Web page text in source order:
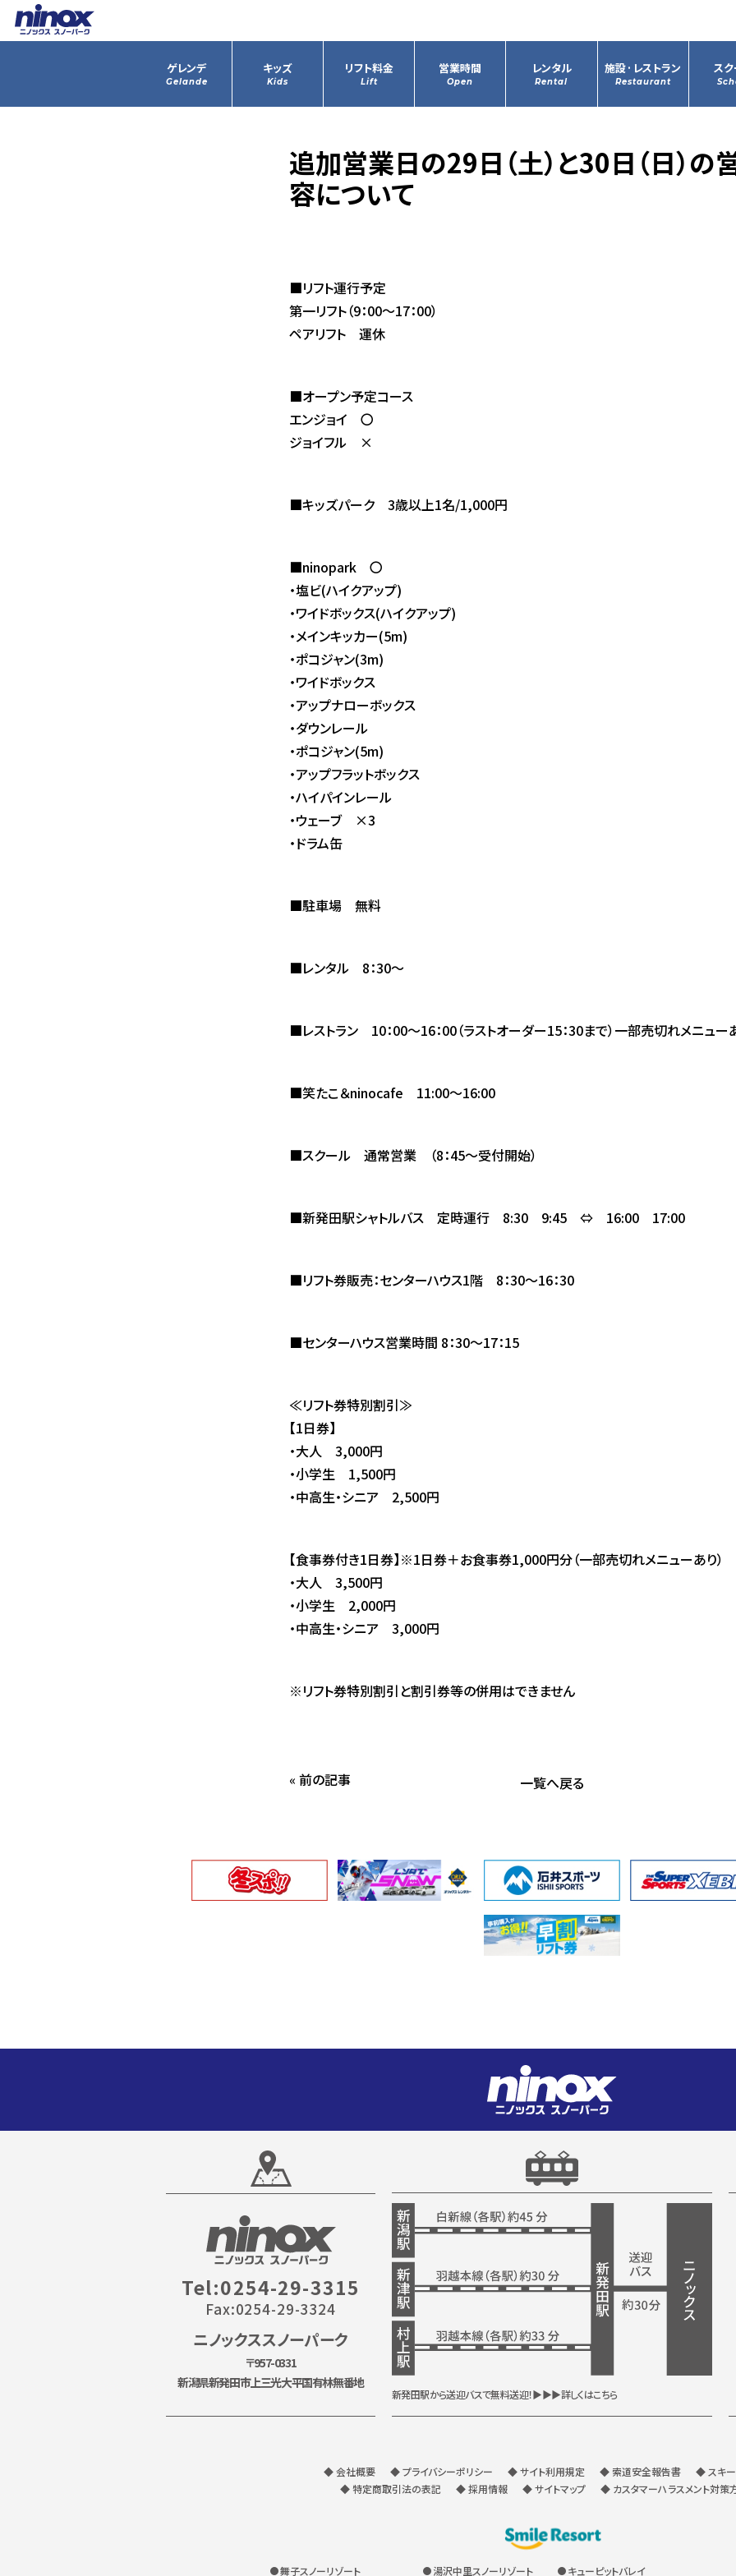
ゲレンデ
Gelande
キッズ
Kids
リフト料金
Lift
営業時間
Open
レンタル
Rental
施設·レストラン
Restaurant
ス
追加営業日の29日（土）と30日（日）の
容について
■リフト運行予定
第一リフト（9：00～17：00）
ペアリフト 運休
■オープン予定コース
エンジョイ 〇
ジョイフル ×
■キッズパーク 3歳以上1名/1,000円
■ninopark 〇
・塩ビ(ハイクアップ)
・ワイドボックス(ハイクアップ)
・メインキッカー(5m)
・ポコジャン(3m)
・ワイドボックス
・アップナローボックス
・ダウンレール
・ポコジャン(5m)
・アップフラットボックス
・ハイパインレール
・ウェーブ ×3
・ドラム缶
■駐車場 無料
■レンタル 8：30～
■レストラン 10：00～16：00（ラストオーダー15：30まで）一部売切れメニュー
■笑たこ＆ninocafe 11:00～16:00
■スクール 通常営業 （8：45～受付開始）
■新発田駅シャトルバス 定時運行 8:30 9:45 ⇔ 16:00 17:00
■リフト券販売：センターハウス1階 8：30～16：30
■センターハウス営業時間 8：30～17：15
≪リフト券特別割引≫
【1日券】
・大人 3,000円
・小学生 1,500円
・中高生・シニア 2,500円
【食事券付き1日券】※1日券＋お食事券1,000円分（一部売切れメニューあり）
・大人 3,500円
・小学生 2,000円
・中高生・シニア 3,000円
※リフト券特別割引と割引券等の併用はできません
« 前の記事 一覧へ戻る
Tel:0254-29-3315
Fax:0254-29-3324
ニノックススノーパーク
〒957-0331
新潟県新発田市上三光大平国有林無番地
新発田駅から送迎バスで無料送迎！▶▶▶詳しくはこちら
◆ 会社概要 ◆ プライバシーポリシー ◆ サイト利用規定 ◆ 索道安全報告書
◆ スキ
◆ 特定商取引法の表記
◆ 採用情報 ◆ サイトマップ ◆ カスタマーハラスメント対策
舞子スノーリゾート 湯沢中里スノーリゾート キューピットバレイ